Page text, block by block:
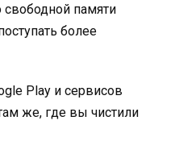
свободной памяти
более
Play и сервисов
же, где вы чистили